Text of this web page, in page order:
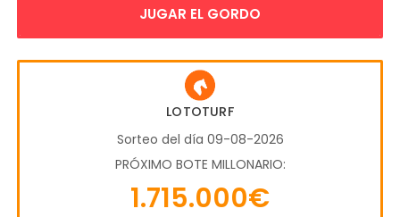
JUGAR EL GORDO
LOTOTURF
Sorteo del día 09-08-2026
PRÓXIMO BOTE MILLONARIO:
1.715.000€